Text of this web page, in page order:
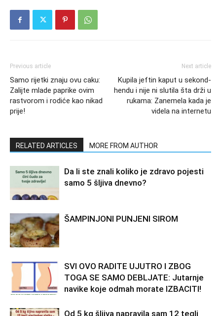
Previous article
Samo rijetki znaju ovu caku:
Zalijte mlade paprike ovim
rastvorom i rodiće kao nikad
prije!
Next article
Kupila jeftin kaput u sekond-
hendu i nije ni slutila šta drži u
rukama: Zanemela kada je
videla na internetu
RELATED ARTICLES MORE FROM AUTHOR
Da li ste znali koliko je zdravo pojesti
samo 5 šljiva dnevno?
ŠAMPINJONI PUNJENI SIROM
SVI OVO RADITE UJUTRO I ZBOG
TOGA SE SAMO DEBLJATE: Jutarnje
navike koje odmah morate IZBACITI!
Od 5 kg šljiva napravila sam 12 tegli